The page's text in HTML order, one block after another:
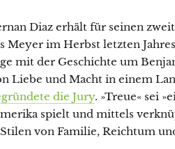
Diaz erhält für seinen
Meyer im Herbst letzten
mit der Geschichte um
Liebe und Macht in einem
die Jury. »Treue« sei
spielt und mittels
von Familie, Reichtum